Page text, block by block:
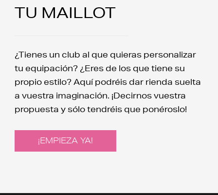
TU MAILLOT
¿Tienes un club al que quieras personalizar
tu equipación? ¿Eres de los que tiene su
propio estilo? Aquí podréis dar rienda suelta
a vuestra imaginación. ¡Decirnos vuestra
propuesta y sólo tendréis que ponéroslo!
¡EMPIEZA YA!